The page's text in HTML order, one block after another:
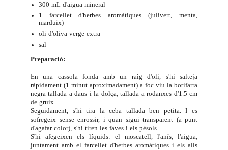
300 mL d'aigua mineral
1 farcellet d'herbes aromàtiques (julivert, menta,
marduix)
oli d'oliva verge extra
sal
Preparació:
En una cassola fonda amb un raig d'oli, s'hi salteja
ràpidament (1 minut aproximadament) a foc viu la botifarra
negra tallada a daus i la dolça, tallada a rodanxes d'1.5 cm
de gruix.
Seguidament, s'hi tira la ceba tallada ben petita. I es
sofregeix sense enrossir, i quan sigui transparent (a punt
d'agafar color), s'hi tiren les faves i els pèsols.
S'hi afegeixen els líquids: el moscatell, l'anís, l'aigua,
juntament amb el farcellet d'herbes aromàtiques i els alls